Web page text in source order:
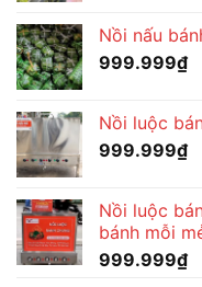
Nồi nấu
999.999₫
Nồi luộc
999.999₫
Nồi luộc
bánh mỗi
999.999₫